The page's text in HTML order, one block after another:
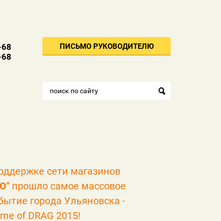
ПИСЬМО РУКОВОДИТЕЛЮ
сети магазинов
прошло самое массовое
города Ульяновска -
of DRAG 2015!